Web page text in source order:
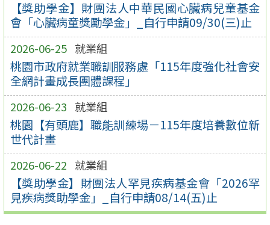
【獎助學金】財團法人中華民國心臟病兒童基金
會「心臟病童獎勵學金」_自行申請09/30(三)止
2026-06-25 就業組
桃園市政府就業職訓服務處「115年度強化社會安
全網計畫成長團體課程」
2026-06-23 就業組
桃園【有頭鹿】職能訓練場－115年度培養數位新
世代計畫
2026-06-22 就業組
【獎助學金】財團法人罕見疾病基金會「2026罕
見疾病獎助學金」_自行申請08/14(五)止